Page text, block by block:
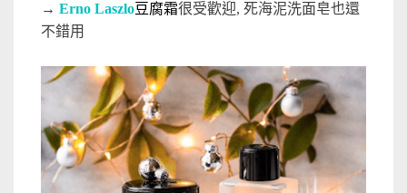
→ Erno Laszlo豆腐霜很受歡迎, 死海泥洗面皂也還
不錯用